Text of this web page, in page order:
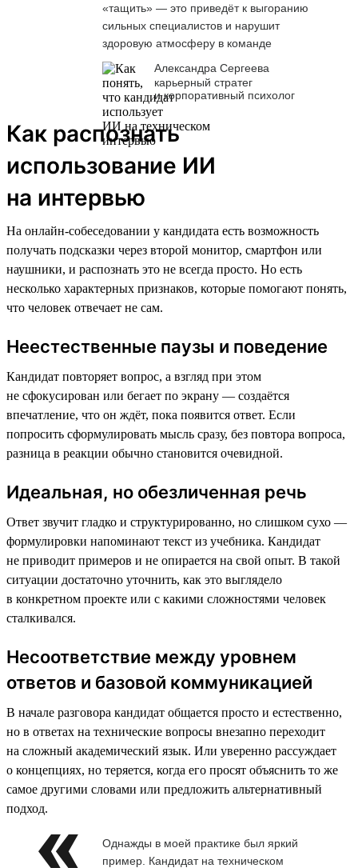
«тащить» — это приведёт к выгоранию
сильных специалистов и нарушит
здоровую атмосферу в команде
Александра Сергеева
карьерный стратег
и корпоративный психолог
Как распознать
использование ИИ
на интервью
На онлайн-собеседовании у кандидата есть возможность
получать подсказки через второй монитор, смартфон или
наушники, и распознать это не всегда просто. Но есть
несколько характерных признаков, которые помогают понять,
что человек отвечает не сам.
Неестественные паузы и поведение
Кандидат повторяет вопрос, а взгляд при этом
не сфокусирован или бегает по экрану — создаётся
впечатление, что он ждёт, пока появится ответ. Если
попросить сформулировать мысль сразу, без повтора вопроса,
разница в реакции обычно становится очевидной.
Идеальная, но обезличенная речь
Ответ звучит гладко и структурированно, но слишком сухо —
формулировки напоминают текст из учебника. Кандидат
не приводит примеров и не опирается на свой опыт. В такой
ситуации достаточно уточнить, как это выглядело
в конкретном проекте или с какими сложностями человек
сталкивался.
Несоответствие между уровнем
ответов и базовой коммуникацией
В начале разговора кандидат общается просто и естественно,
но в ответах на технические вопросы внезапно переходит
на сложный академический язык. Или уверенно рассуждает
о концепциях, но теряется, когда его просят объяснить то же
самое другими словами или предложить альтернативный
подход.
Однажды в моей практике был яркий
пример. Кандидат на техническом